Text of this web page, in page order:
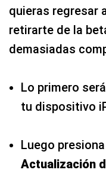
quieras regresar
retirarte de la
demasiadas
Lo primero
tu dispositivo
Luego
Actualización